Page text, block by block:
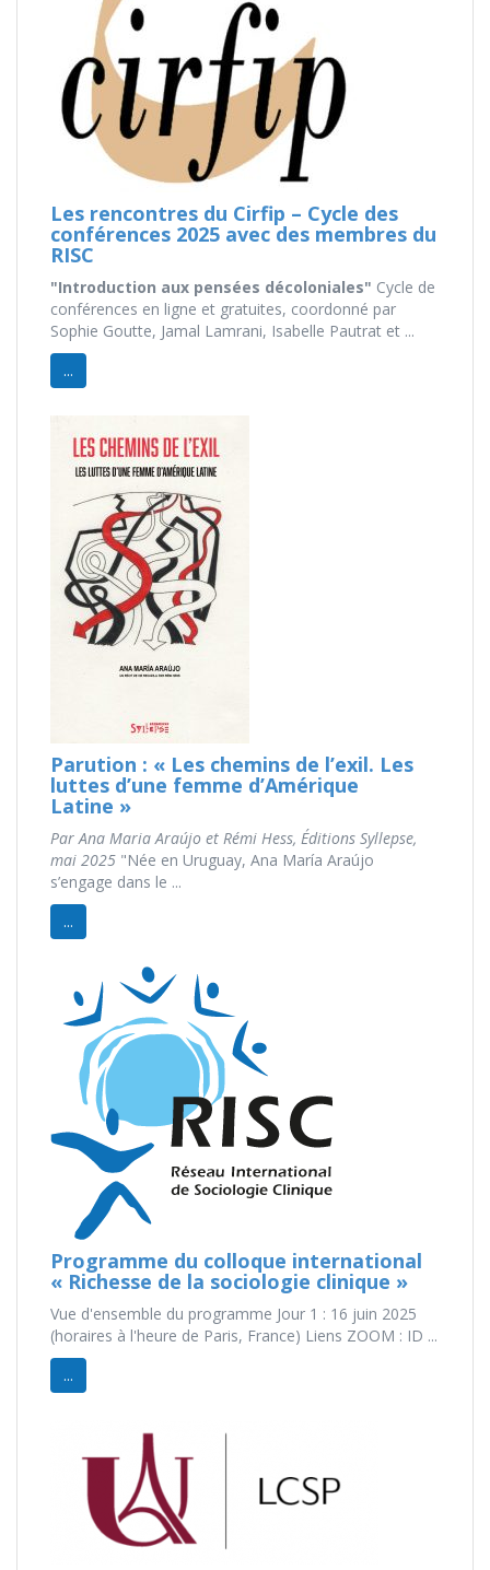
Les rencontres du Cirfip – Cycle des
conférences 2025 avec des membres du
RISC
"Introduction aux pensées décoloniales" Cycle de
conférences en ligne et gratuites, coordonné par
Sophie Goutte, Jamal Lamrani, Isabelle Pautrat et ...
...
Parution : « Les chemins de l’exil. Les
luttes d’une femme d’Amérique
Latine »
Par Ana Maria Araújo et Rémi Hess, Éditions Syllepse,
mai 2025 "Née en Uruguay, Ana María Araújo
s’engage dans le ...
...
Programme du colloque international
« Richesse de la sociologie clinique »
Vue d'ensemble du programme Jour 1 : 16 juin 2025
(horaires à l'heure de Paris, France) Liens ZOOM : ID ...
...